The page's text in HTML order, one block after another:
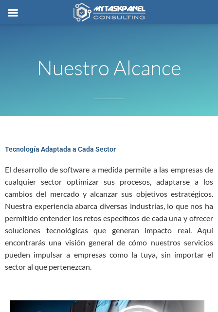
Nuestro Alcance
Tecnología Adaptada a Cada Sector
El desarrollo de software a medida permite a las empresas de
cualquier sector optimizar sus procesos, adaptarse a los
cambios del mercado y alcanzar sus objetivos estratégicos.
Nuestra experiencia abarca diversas industrias, lo que nos ha
permitido entender los retos específicos de cada una y ofrecer
soluciones tecnológicas que generan impacto real. Aquí
encontrarás una visión general de cómo nuestros servicios
pueden impulsar a empresas como la tuya, sin importar el
sector al que pertenezcan.